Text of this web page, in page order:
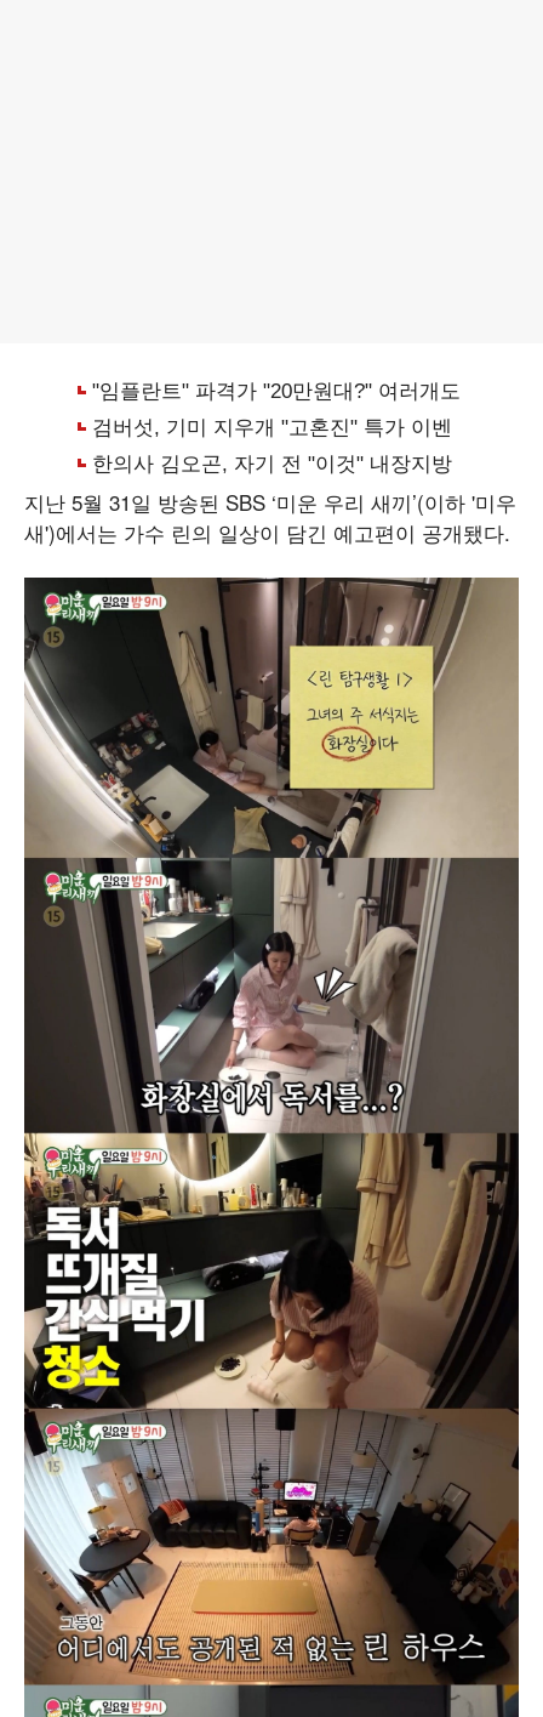
지난 5월 31일 방송된 SBS ‘미운 우리 새끼’(이하 '미우
새')에서는 가수 린의 일상이 담긴 예고편이 공개됐다.